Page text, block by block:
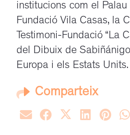
institucions com el
Fundació Vila Casas, la
Testimoni-Fundació “La
del Dibuix de
Europa i els Estats Units.
Comparteix